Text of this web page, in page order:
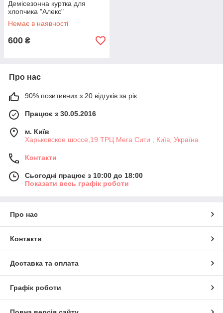
Демісезонна куртка для
хлопчика "Алекс"
Немає в наявності
600 ₴
Про нас
90% позитивних з 20 відгуків за рік
Працює з 30.05.2016
м. Київ
Харьковское шоссе,19 ТРЦ Мега Сити , Київ, Україна
Контакти
Сьогодні працює з 10:00 до 18:00
Показати весь графік роботи
Про нас
Контакти
Доставка та оплата
Графік роботи